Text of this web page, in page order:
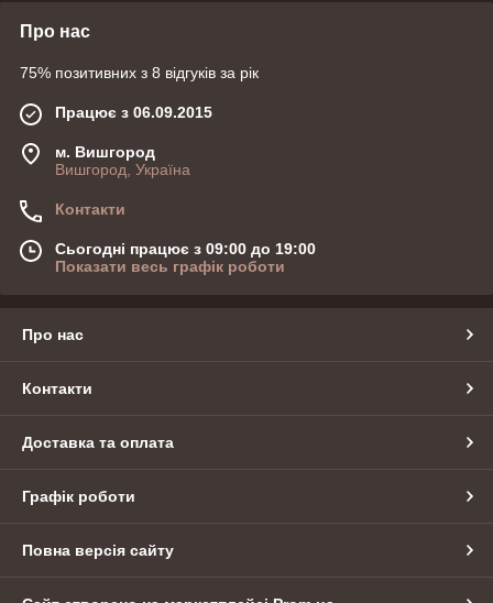
Про нас
75% позитивних з 8 відгуків за рік
Працює з 06.09.2015
м. Вишгород
Вишгород, Україна
Контакти
Сьогодні працює з 09:00 до 19:00
Показати весь графік роботи
Про нас
Контакти
Доставка та оплата
Графік роботи
Повна версія сайту